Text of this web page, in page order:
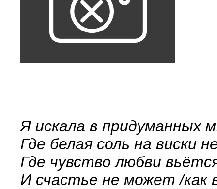
Я искала в придуманных
Где белая соль на виски
Где чувство любви
И счастье не может /как